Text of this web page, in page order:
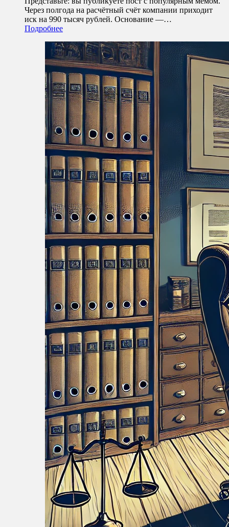
Через полгода на расчётный счёт компании приходит
иск на 990 тысяч рублей. Основание —…
Подробнее